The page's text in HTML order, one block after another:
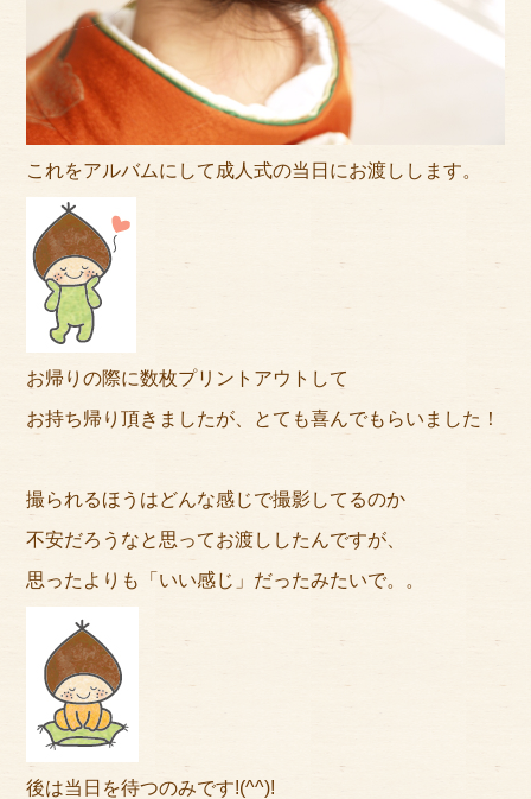
これをアルバムにして成人式の当日にお渡しします。
お帰りの際に数枚プリントアウトして
お持ち帰り頂きましたが、とても喜んでもらいました！
撮られるほうはどんな感じで撮影してるのか
不安だろうなと思ってお渡ししたんですが、
思ったよりも「いい感じ」だったみたいで。。
後は当日を待つのみです!(^^)!